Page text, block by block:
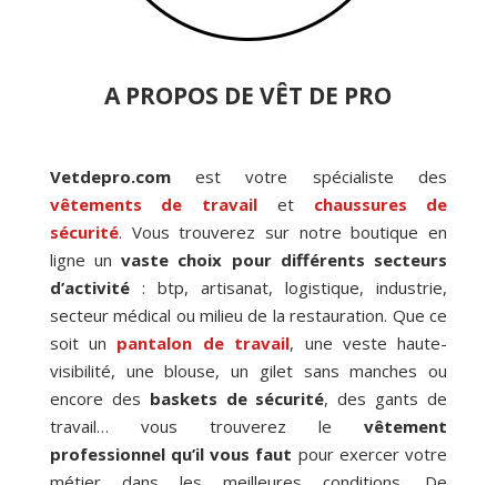
A PROPOS DE VÊT DE PRO
Vetdepro.comest votre spécialiste des
vêtements de travail et chaussures de
sécurité. Vous trouverez sur notre boutique en
ligne unvaste choix pour différents secteurs
d’activité: btp, artisanat, logistique, industrie,
secteur médical ou milieu de la restauration. Que ce
soit un pantalon de travail, une veste haute-
visibilité, une blouse, un gilet sans manches ou
encore des baskets de sécurité, des gants de
travail… vous trouverez levêtement
professionnel qu’il vous faut pour exercer votre